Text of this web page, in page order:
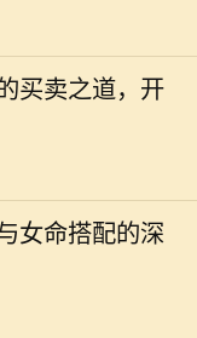
买卖之道，开
代表着生机与创造
强烈的好奇心和创
与艺术、教育、咨
本文将深入探讨木
女命搭配的深
命的搭配一直是一
其是杀印相生的男
点是：杀星有力，
这个男性的个性往
个人的命运都与其